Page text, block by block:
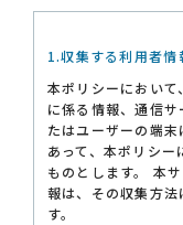
1.収集する利用者情
本ポリシーにおい
に係る情報、通信
たはユーザーの端
あって、本ポリシ
ものとします。 本
報は、その収集方
す。